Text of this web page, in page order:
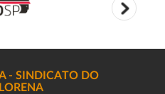
- SINDICATO DO